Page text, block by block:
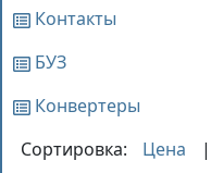
Контакты
БУЗ
Конвертеры
Сортировка:
Цена |